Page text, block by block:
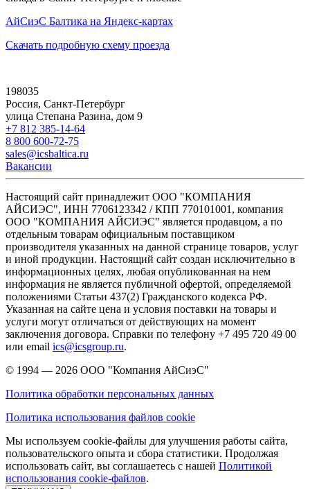
АйСиэС Балтика на Яндекс-картах
Скачать подробную схему проезда
198035
Россия, Санкт-Петербург
улица Степана Разина, дом 9
+7 812 385-14-64
8 800 600-72-75
sales@icsbaltica.ru
Вакансии
Настоящий сайт принадлежит ООО "КОМПАНИЯ
АЙСИЭС", ИНН 7706123342 / КПП 770101001, компания
ООО "КОМПАНИЯ АЙСИЭС" является продавцом, а по
отдельным товарам официальным поставщиком
производителя указанных на данной странице товаров, услуг
и иной продукции. Настоящий сайт создан исключительно в
информационных целях, любая опубликованная на нем
информация не является публичной офертой, определяемой
положениями Статьи 437(2) Гражданского кодекса РФ.
Указанная на сайте цена и условия поставки на товары и
услуги могут отличаться от действующих на момент
заключения договора. Справки по телефону +7 495 720 49 00
или email ics@icsgroup.ru.
© 1994 — 2026 ООО "Компания АйСиэС"
Политика обработки персональных данных
Политика использования файлов cookie
Мы используем cookie-файлы для улучшения работы сайта,
пользовательского опыта и сбора статистики. Продолжая
использовать сайт, вы соглашаетесь с нашей Политикой
использования cookie-файлов.